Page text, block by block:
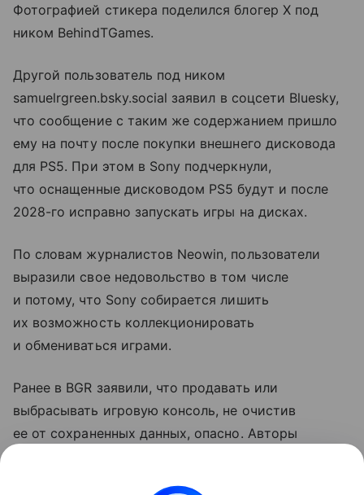
Фотографией стикера поделился блогер X под
ником BehindTGames.
Другой пользователь под ником
samuelrgreen.bsky.social заявил в соцсети Bluesky,
что сообщение с таким же содержанием пришло
ему на почту после покупки внешнего дисковода
для PS5. При этом в Sony подчеркнули,
что оснащенные дисководом PS5 будут и после
2028-го исправно запускать игры на дисках.
По словам журналистов Neowin, пользователи
выразили свое недовольство в том числе
и потому, что Sony собирается лишить
их возможность коллекционировать
и обмениваться играми.
Ранее в BGR заявили, что продавать или
выбрасывать игровую консоль, не очистив
ее от сохраненных данных, опасно. Авторы